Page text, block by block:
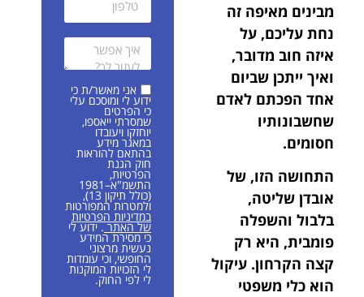
מבינים מאיפה זה
נחת עליכם, על
איזה חוב מדובר,
ואיך ייתכן שביום
אחד הפכתם לאדם
שחשבונותיו
חסומים.
התחושה הזו, של
אובדן שליטה,
בלבול והשפלה
פומבית, היא רק
קצה הקרחון. עיקול
הוא כלי משפטי
אני מאשר/ת כי
ידוע לי ומוסכם עלי
כי הפרטים
שמסרתי ייאספו,
יוחזקו ויעובדו
במאגר מידע
בהתאם להוראות
חוק הגנת
הפרטיות,
התשמ"א–1981
(כולל תיקון 13),
ולמטרות המפורטות
במדיניות הפרטיות
של האתר. ידוע לי
כי מסירת המידע
נעשית מרצוני
החופשי, וכי עומדות
לי הזכויות המוקנות
לי לפי החוק.